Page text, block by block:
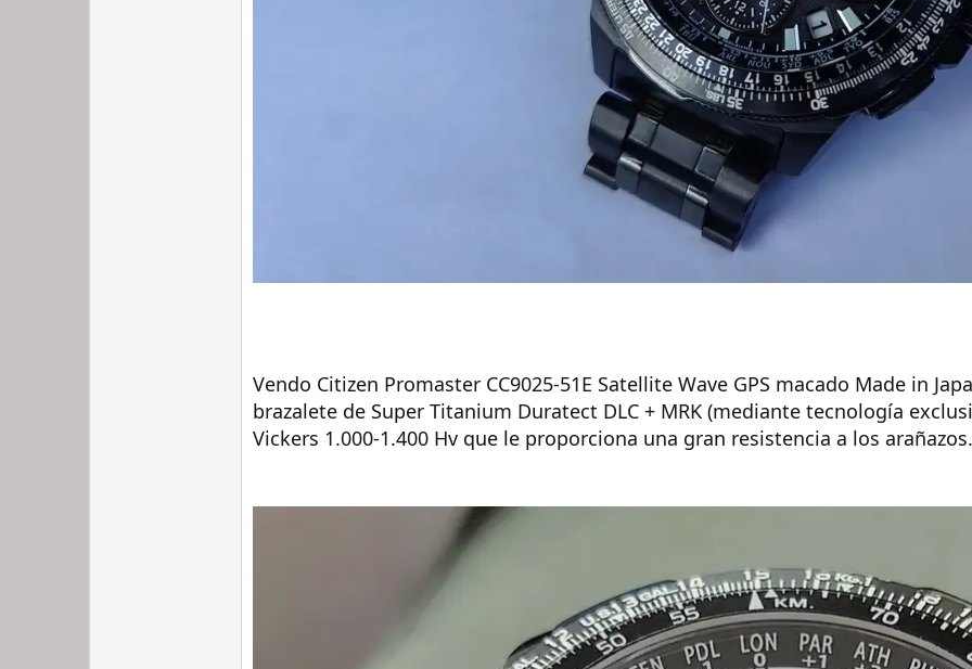
Vendo Citizen Promaster CC9025-51E Satellite Wave GPS macado Made in
brazalete de Super Titanium Duratect DLC + MRK (mediante tecnología
Vickers 1.000-1.400 Hv que le proporciona una gran resistencia a los